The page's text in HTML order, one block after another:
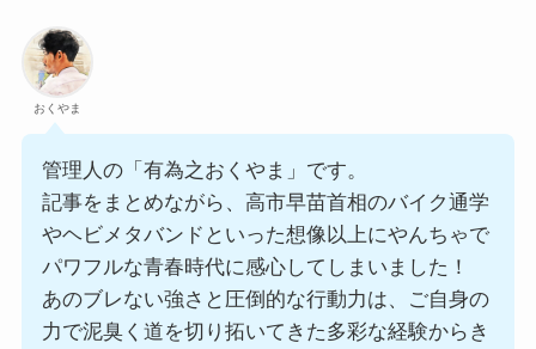
おくやま
管理人の「有為之おくやま」です。
記事をまとめながら、高市早苗首相のバイク通学
やヘビメタバンドといった想像以上にやんちゃで
パワフルな青春時代に感心してしまいました！
あのブレない強さと圧倒的な行動力は、ご自身の
力で泥臭く道を切り拓いてきた多彩な経験からき